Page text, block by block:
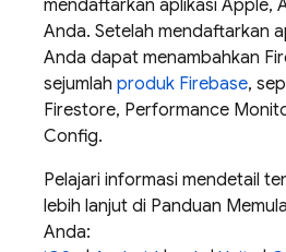
mendaftarkan aplikasi Apple,
Anda. Setelah mendaftarkan
Anda dapat menambahkan
sejumlah produk Firebase,
Firestore, Performance
Config.
Pelajari informasi mendetail
lebih lanjut di Panduan
Anda: